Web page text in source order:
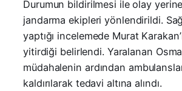
Durumun bildirilmesi ile olay
jandarma ekipleri yönlendirildi.
yaptığı incelemede Murat
yitirdiği belirlendi. Yaralanan
müdahalenin ardından
kaldırılarak tedavi altına alındı.